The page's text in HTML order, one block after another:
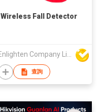
Wireless Fall Detector
Enlighten Company Limited
查詢